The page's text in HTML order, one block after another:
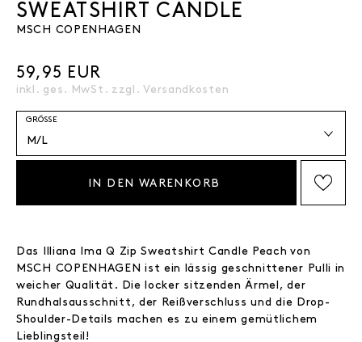
SWEATSHIRT CANDLE
MSCH COPENHAGEN
59,95 EUR
inkl. ges. MwSt. zzgl.Versandkosten
GRÖSSE
IN DEN WARENKORB
Das Illiana Ima Q Zip Sweatshirt Candle Peach von
MSCH COPENHAGEN ist ein lässig geschnittener Pulli in
weicher Qualität. Die locker sitzenden Ärmel, der
Rundhalsausschnitt, der Reißverschluss und die Drop-
Shoulder-Details machen es zu einem gemütlichem
Lieblingsteil!